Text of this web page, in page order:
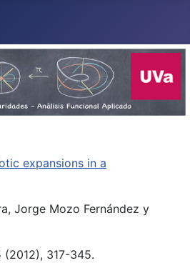
expansions in a
Jorge Mozo Fernández y
(2012), 317-345.